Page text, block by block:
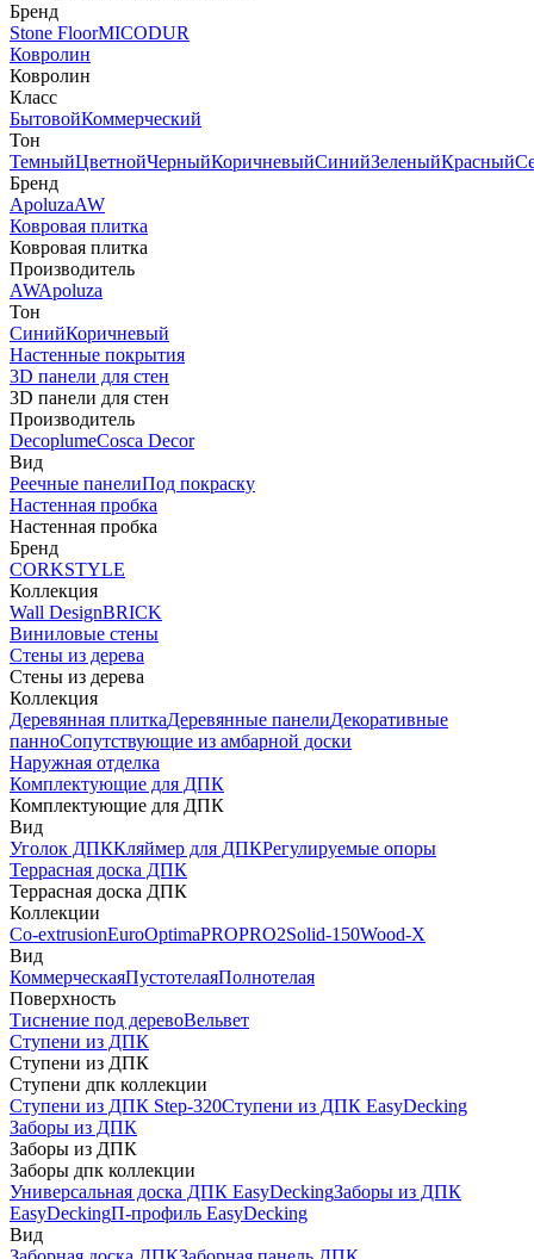
Бренд
Stone FloorMICODUR
Ковролин
Ковролин
Класс
БытовойКоммерческий
Тон
ТемныйЦветнойЧерныйКоричневыйСинийЗеленыйКрасный
Бренд
ApoluzaAW
Ковровая плитка
Ковровая плитка
Производитель
AWApoluza
Тон
СинийКоричневый
Настенные покрытия
3D панели для стен
3D панели для стен
Производитель
DecoplumeCosca Decor
Вид
Реечные панелиПод покраску
Настенная пробка
Настенная пробка
Бренд
CORKSTYLE
Коллекция
Wall DesignBRICK
Виниловые стены
Стены из дерева
Стены из дерева
Коллекция
Деревянная плиткаДеревянные панелиДекоративные
панноСопутствующие из амбарной доски
Наружная отделка
Комплектующие для ДПК
Комплектующие для ДПК
Вид
Уголок ДПККляймер для ДПКРегулируемые опоры
Террасная доска ДПК
Террасная доска ДПК
Коллекции
Co-extrusionEuroOptimaPROPRO2Solid-150Wood-X
Вид
КоммерческаяПустотелаяПолнотелая
Поверхность
Тиснение под деревоВельвет
Ступени из ДПК
Ступени из ДПК
Ступени дпк коллекции
Ступени из ДПК Step-320Ступени из ДПК EasyDecking
Заборы из ДПК
Заборы из ДПК
Заборы дпк коллекции
Универсальная доска ДПК EasyDeckingЗаборы из ДПК
EasyDeckingП-профиль EasyDecking
Вид